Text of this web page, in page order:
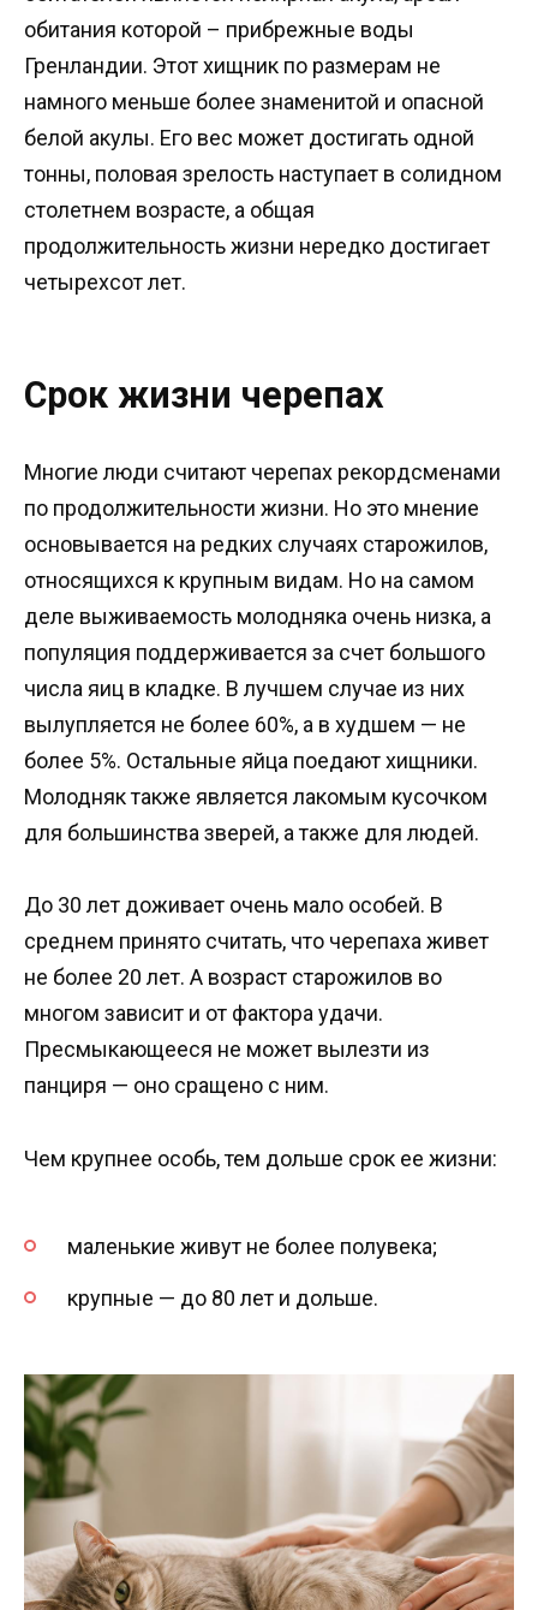
обитания которой – прибрежные воды
Гренландии. Этот хищник по размерам не
намного меньше более знаменитой и опасной
белой акулы. Его вес может достигать одной
тонны, половая зрелость наступает в солидном
столетнем возрасте, а общая
продолжительность жизни нередко достигает
четырехсот лет.
Срок жизни черепах
Многие люди считают черепах рекордсменами
по продолжительности жизни. Но это мнение
основывается на редких случаях старожилов,
относящихся к крупным видам. Но на самом
деле выживаемость молодняка очень низка, а
популяция поддерживается за счет большого
числа яиц в кладке. В лучшем случае из них
вылупляется не более 60%, а в худшем — не
более 5%. Остальные яйца поедают хищники.
Молодняк также является лакомым кусочком
для большинства зверей, а также для людей.
До 30 лет доживает очень мало особей. В
среднем принято считать, что черепаха живет
не более 20 лет. А возраст старожилов во
многом зависит и от фактора удачи.
Пресмыкающееся не может вылезти из
панциря — оно сращено с ним.
Чем крупнее особь, тем дольше срок ее жизни:
маленькие живут не более полувека;
крупные — до 80 лет и дольше.